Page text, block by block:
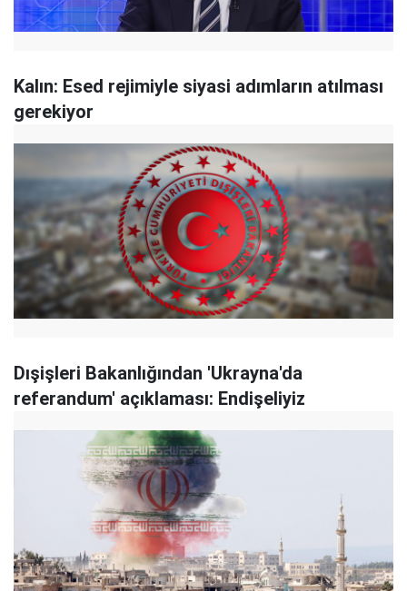
Kalın: Esed rejimiyle siyasi adımların atılması
gerekiyor
Dışişleri Bakanlığından 'Ukrayna'da
referandum' açıklaması: Endişeliyiz